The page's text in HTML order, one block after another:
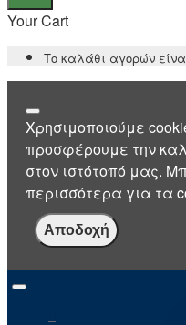
Your Cart
Το καλάθι αγορών
Χρησιμοποιούμε
προσφέρουμε την
στον ιστότοπό μας.
περισσότερα για τα
Αποδοχή